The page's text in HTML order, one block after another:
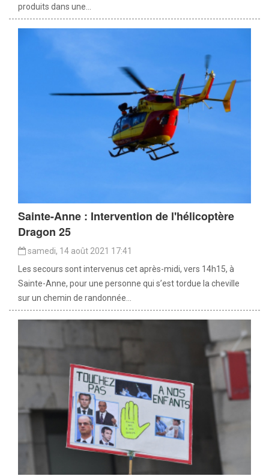
produits dans une...
Sainte-Anne : Intervention de l'hélicoptère
Dragon 25
samedi, 14 août 2021 17:41
Les secours sont intervenus cet après-midi, vers 14h15, à
Sainte-Anne, pour une personne qui s’est tordue la cheville
sur un chemin de randonnée...